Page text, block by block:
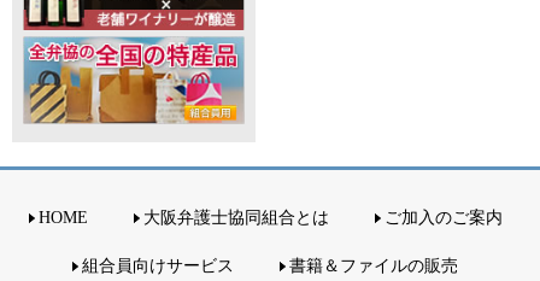
HOME 大阪弁護士協同組合とは ご加入のご案内
組合員向けサービス 書籍＆ファイルの販売